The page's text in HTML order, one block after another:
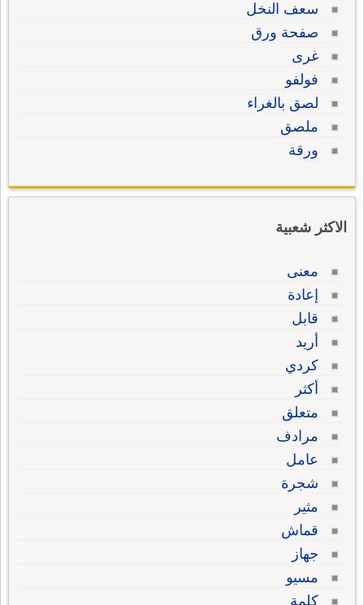
سعف النخل
صفحة ورق
غرى
فولفو
لصق بالغراء
ملصق
ورقة
الاكثر شعبية
معنى
إعادة
قابل
أريد
كردي
أكثر
متعلق
مرادف
عامل
شجرة
مثير
قماش
جهاز
مسيو
كلمة